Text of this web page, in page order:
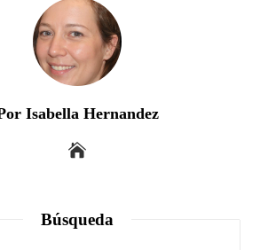
Isabella Hernandez
Búsqueda